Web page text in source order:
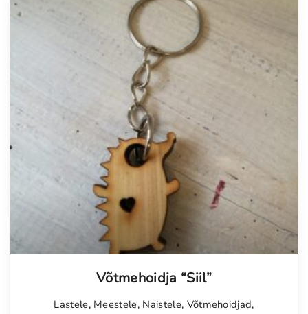
Võtmehoidja “Siil”
Lastele, Meestele, Naistele, Võtmehoidjad,